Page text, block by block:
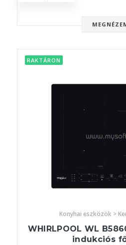
RAKTÁRON
Konyhai eszközök >
WHIRLPOOL WL
indukciós